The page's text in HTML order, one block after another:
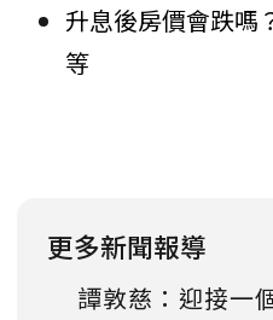
升息後房價會跌嗎
等
更多新聞報導
譚敦慈：迎接一